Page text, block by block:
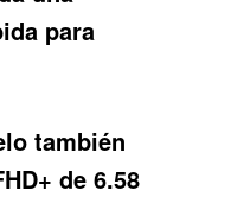
para
también
de 6.58